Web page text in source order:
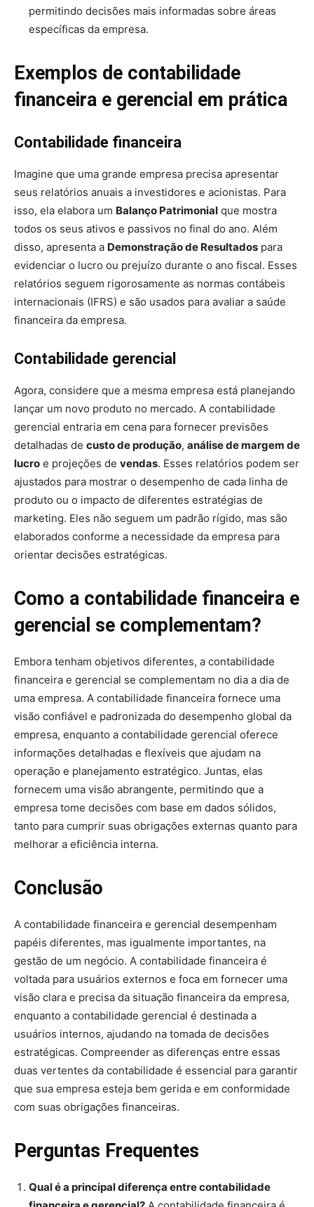
permitindo decisões mais informadas sobre áreas
específicas da empresa.
Exemplos de contabilidade
financeira e gerencial em prática
Contabilidade financeira
Imagine que uma grande empresa precisa apresentar
seus relatórios anuais a investidores e acionistas. Para
isso, ela elabora um Balanço Patrimonial que mostra
todos os seus ativos e passivos no final do ano. Além
disso, apresenta a Demonstração de Resultados para
evidenciar o lucro ou prejuízo durante o ano fiscal. Esses
relatórios seguem rigorosamente as normas contábeis
internacionais (IFRS) e são usados para avaliar a saúde
financeira da empresa.
Contabilidade gerencial
Agora, considere que a mesma empresa está planejando
lançar um novo produto no mercado. A contabilidade
gerencial entraria em cena para fornecer previsões
detalhadas de custo de produção, análise de margem de
lucro e projeções de vendas. Esses relatórios podem ser
ajustados para mostrar o desempenho de cada linha de
produto ou o impacto de diferentes estratégias de
marketing. Eles não seguem um padrão rígido, mas são
elaborados conforme a necessidade da empresa para
orientar decisões estratégicas.
Como a contabilidade financeira e
gerencial se complementam?
Embora tenham objetivos diferentes, a contabilidade
financeira e gerencial se complementam no dia a dia de
uma empresa. A contabilidade financeira fornece uma
visão confiável e padronizada do desempenho global da
empresa, enquanto a contabilidade gerencial oferece
informações detalhadas e flexíveis que ajudam na
operação e planejamento estratégico. Juntas, elas
fornecem uma visão abrangente, permitindo que a
empresa tome decisões com base em dados sólidos,
tanto para cumprir suas obrigações externas quanto para
melhorar a eficiência interna.
Conclusão
A contabilidade financeira e gerencial desempenham
papéis diferentes, mas igualmente importantes, na
gestão de um negócio. A contabilidade financeira é
voltada para usuários externos e foca em fornecer uma
visão clara e precisa da situação financeira da empresa,
enquanto a contabilidade gerencial é destinada a
usuários internos, ajudando na tomada de decisões
estratégicas. Compreender as diferenças entre essas
duas vertentes da contabilidade é essencial para garantir
que sua empresa esteja bem gerida e em conformidade
com suas obrigações financeiras.
Perguntas Frequentes
Qual é a principal diferença entre contabilidade